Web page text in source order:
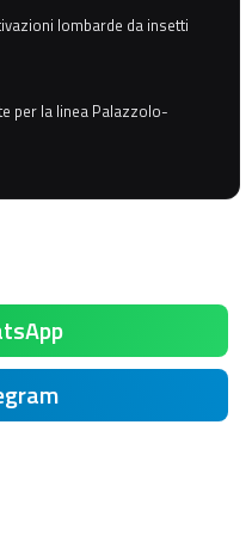
lombarde da insetti
per la linea Palazzolo-